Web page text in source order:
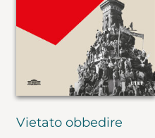
Vietato obbedire